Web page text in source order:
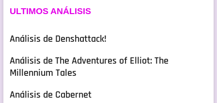
ULTIMOS ANÁLISIS
Análisis de Denshattack!
Análisis de The Adventures of Elliot: The
Millennium Tales
Análisis de Cabernet